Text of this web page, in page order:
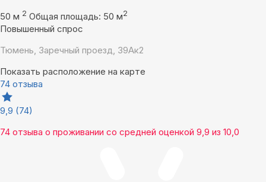
50 м 2 Общая площадь: 50 м2
Повышенный спрос
Тюмень, Заречный проезд, 39Ак2
Показать расположение на карте
74 отзыва
9,9 (74)
74 отзыва о проживании со средней оценкой 9,9 из 10,0